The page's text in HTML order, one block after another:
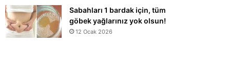
Sabahları 1 bardak için, tüm
göbek yağlarınız yok olsun!
12 Ocak 2026